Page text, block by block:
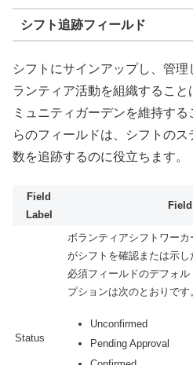
シフト追跡フィールド
シフトにサインアップし、管
ランティア活動を組織すること
ミュニティガーデンを維持す
らのフィールドは、シフトの
数を追跡するのに役立ちます。
Field
Label
Status
ボランティアシフトワー
がシフトを確認または示
必須フィールドのデフォ
プションは次のとおりです
Unconfirmed
Pending Approval